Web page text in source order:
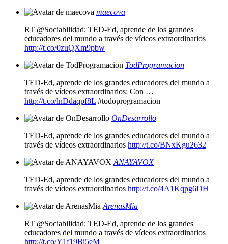
maecova
RT @Sociabilidad: TED-Ed, aprende de los grandes
educadores del mundo a través de vídeos extraordinarios
http://t.co/0zuQXm9pbw
TodProgramacion
TED-Ed, aprende de los grandes educadores del mundo a
través de vídeos extraordinarios: Con …
http://t.co/lnDdaqpf8L #todoprogramacion
OnDesarrollo
TED-Ed, aprende de los grandes educadores del mundo a
través de vídeos extraordinarios http://t.co/BNxKgu2632
ANAYAVOX
TED-Ed, aprende de los grandes educadores del mundo a
través de vídeos extraordinarios http://t.co/4A1Kqpg6DH
ArenasMia
RT @Sociabilidad: TED-Ed, aprende de los grandes
educadores del mundo a través de vídeos extraordinarios
http://t.co/Y1f19Bi5eM